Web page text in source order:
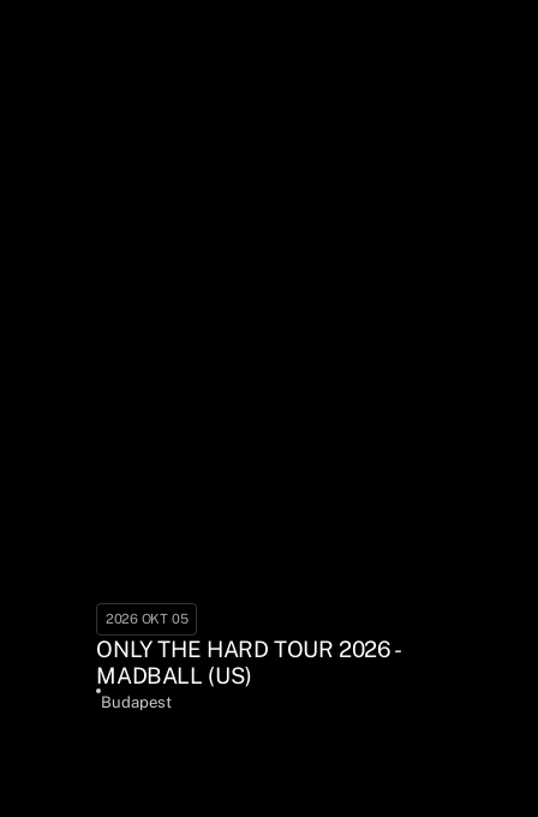
2026 OKT 05
ONLY THE HARD TOUR 2026 -
MADBALL (US)
Budapest